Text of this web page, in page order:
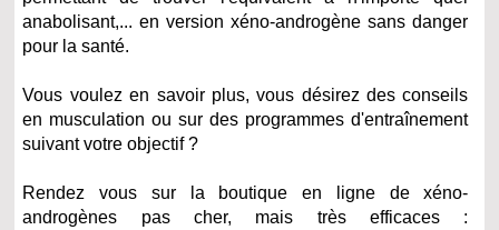
anabolisant,... en version xéno-androgène sans danger
pour la santé.
Vous voulez en savoir plus, vous désirez des conseils
en musculation ou sur des programmes d'entraînement
suivant votre objectif ?
Rendez vous sur la boutique en ligne de xéno-
androgènes pas cher, mais très efficaces :